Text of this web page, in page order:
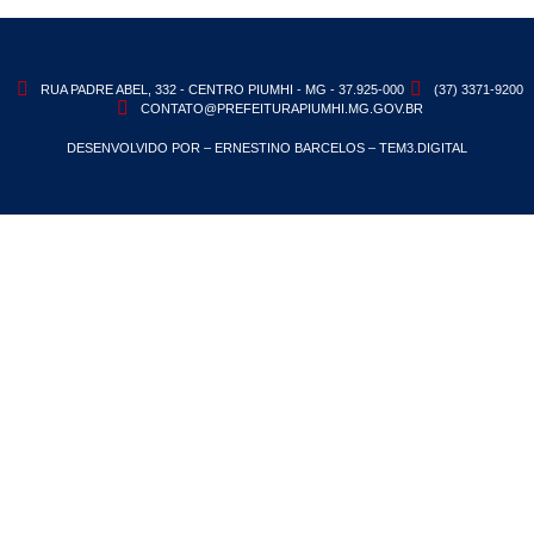
RUA PADRE ABEL, 332 - CENTRO PIUMHI - MG - 37.925-000
(37) 3371-9200
CONTATO@PREFEITURAPIUMHI.MG.GOV.BR
DESENVOLVIDO POR – ERNESTINO BARCELOS – TEM3.DIGITAL